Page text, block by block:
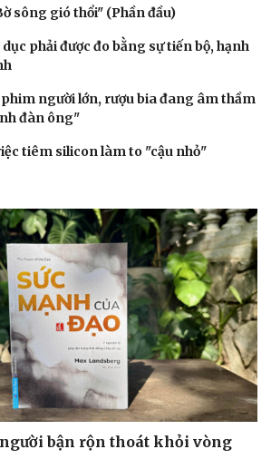
sông gió thổi" (Phần đầu)
phải được đo bằng sự tiến bộ, hạnh
người lớn, rượu bia đang âm thầm
đàn ông"
tiêm silicon làm to "cậu nhỏ"
bận rộn thoát khỏi vòng